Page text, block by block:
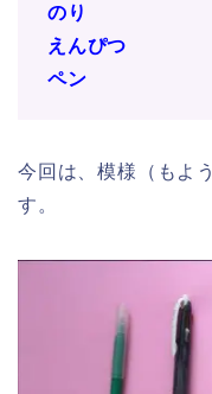
のり
えんぴつ
ペン
今回は、模様（もよ
す。